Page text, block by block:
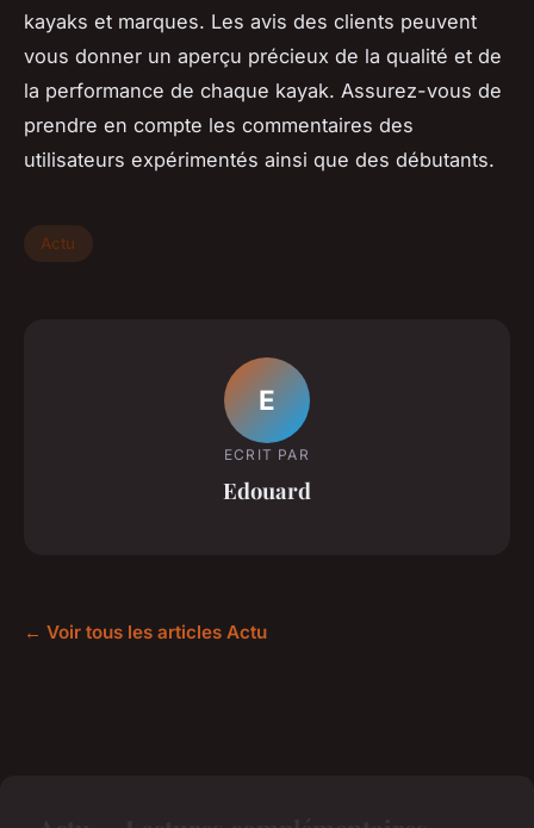
kayaks et marques. Les avis des clients peuvent
vous donner un aperçu précieux de la qualité et de
la performance de chaque kayak. Assurez-vous de
prendre en compte les commentaires des
utilisateurs expérimentés ainsi que des débutants.
Actu
E
ECRIT PAR
Edouard
← Voir tous les articles Actu